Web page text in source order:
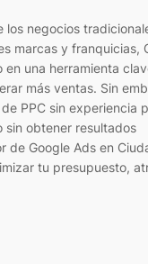
los negocios
marcas y franquicias,
en una herramienta
más ventas. Sin
PPC sin experiencia
sin obtener resultados
de Google Ads en
tu presupuesto,